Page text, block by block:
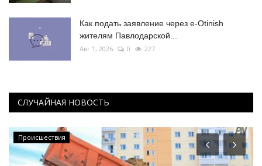
Как подать заявление через e-Otinish
жителям Павлодарской...
Авг 1, 2026 0 227
СЛУЧАЙНАЯ НОВОСТЬ
Происшествия